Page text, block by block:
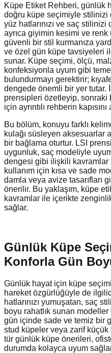
Küpe Etiket Rehberi, günlük
doğru küpe seçimiyle stilinizi
yüz hatlarınızı ve saç
ayrıca giyimin kesimi ve
güvenli bir stil kurmanıza
ve özel gün küpe tavsiyeleri
sunar. Küpe seçimi, ölçü,
konfeksiyonla uyum gibi
bulundurmayı gerektirir;
dengede önemli bir yer tutar.
prensipleri özetleyip,
için ayrıntılı rehberin kapısını
Bu bölüm, konuyu farklı
kulağı süsleyen aksesuarlar
bir bağlama oturtur. LSI
uygunluk, saç modeliyle
dengesi gibi ilişkili kavramlar
kullanım için kısa ve sade
damla veya avize tasarıfları
önerilir. Bu yaklaşım, küpe
kavramlar ile içerikte
sağlar.
Günlük Küpe
Konforla Gün
Günlük hayat için küpe
hareket özgürlüğüyle de
hatlarınızı yumuşatan, saç
boyu rahatlık sunan
gün içinde sade ve temiz bir
stud küpeler veya zarif
tür günlük küpe önerileri,
durumda kolayca uyum